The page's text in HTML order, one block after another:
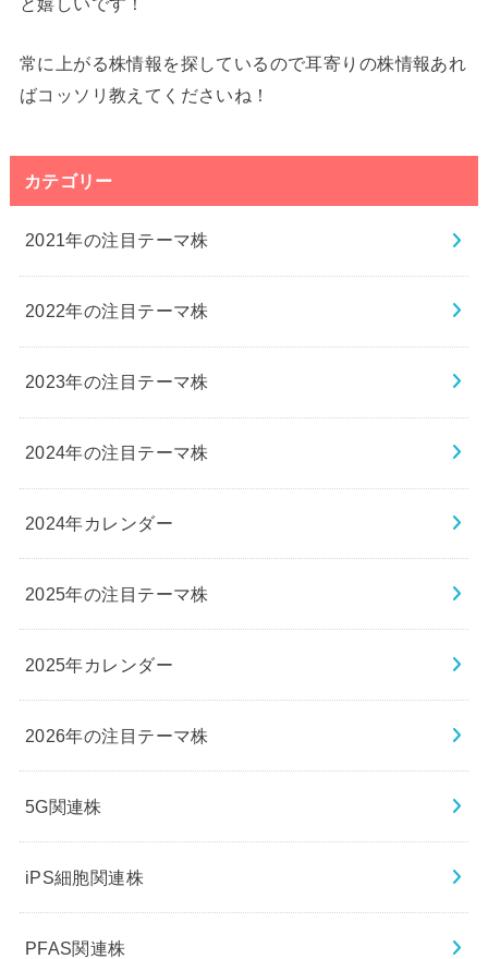
常に上がる株情報を探しているので耳寄りの株情報あれ
ばコッソリ教えてくださいね！
カテゴリー
2021年の注目テーマ株
2022年の注目テーマ株
2023年の注目テーマ株
2024年の注目テーマ株
2024年カレンダー
2025年の注目テーマ株
2025年カレンダー
2026年の注目テーマ株
5G関連株
iPS細胞関連株
PFAS関連株